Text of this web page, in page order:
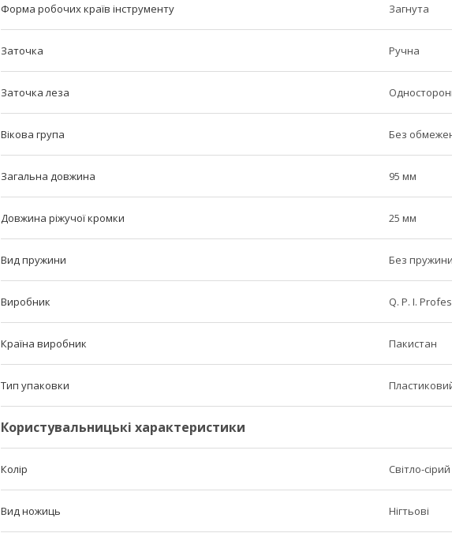
Форма робочих країв інструменту Загнута
Заточка Ручна
Заточка леза
Вікова група Без
Загальна довжина 95 мм
Довжина ріжучої кромки 25 мм
Вид пружини Без пружини
Виробник Q. P. I.
Країна виробник Пакистан
Тип упаковки
Користувальницькі характеристики
Колір Світло-сірий
Вид ножиць Нігтьові